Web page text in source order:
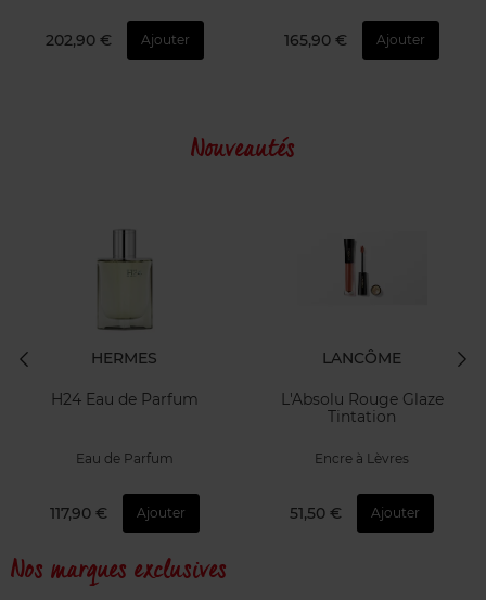
202,90 € Ajouter 165,90 € Ajouter
Nouveautés
HERMES
H24 Eau de Parfum
Eau de Parfum
117,90 € Ajouter
LANCÔME
L'Absolu Rouge Glaze
Tintation
Encre à Lèvres
51,50 € Ajouter
Nos marques exclusives